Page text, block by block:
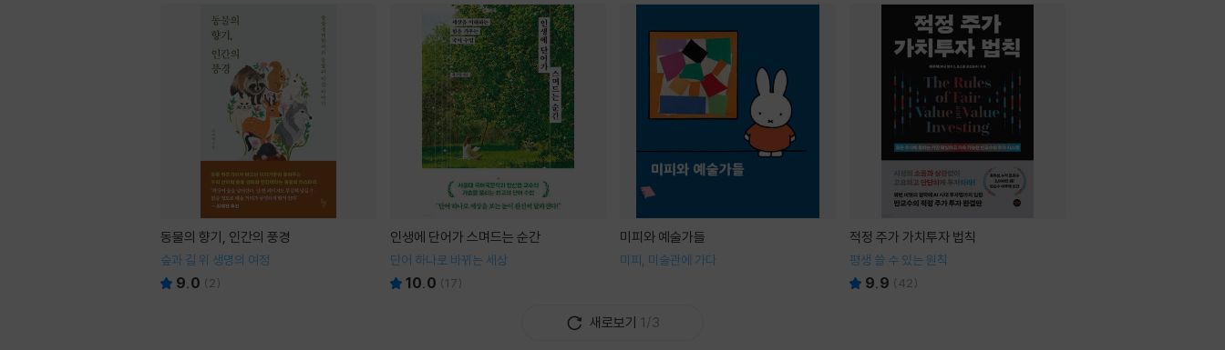
동물의 향기, 인간의 풍경
숲과 길 위 생명의 여정
9.0 ( 2)
인생에 단어가 스며드는 순간
단어 하나로 바뀌는 세상
10.0 (17)
미피와 예술가들
미피, 미술관에 가다
적정 주가 가치투자 법칙
평생 쓸 수 있는 원칙
9.9 (42)
새로보기 1/3